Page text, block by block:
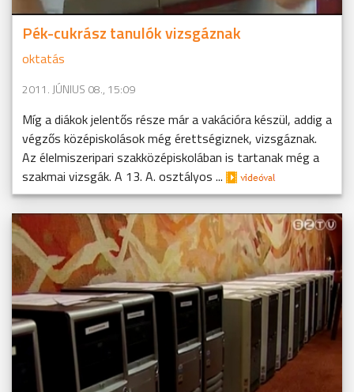
Pék-cukrász tanulók vizsgáznak
oktatás
2011. JÚNIUS 08., 15:09
Míg a diákok jelentős része már a vakációra készül, addig a
végzős középiskolások még érettségiznek, vizsgáznak.
Az élelmiszeripari szakközépiskolában is tartanak még a
szakmai vizsgák. A 13. A. osztályos ...